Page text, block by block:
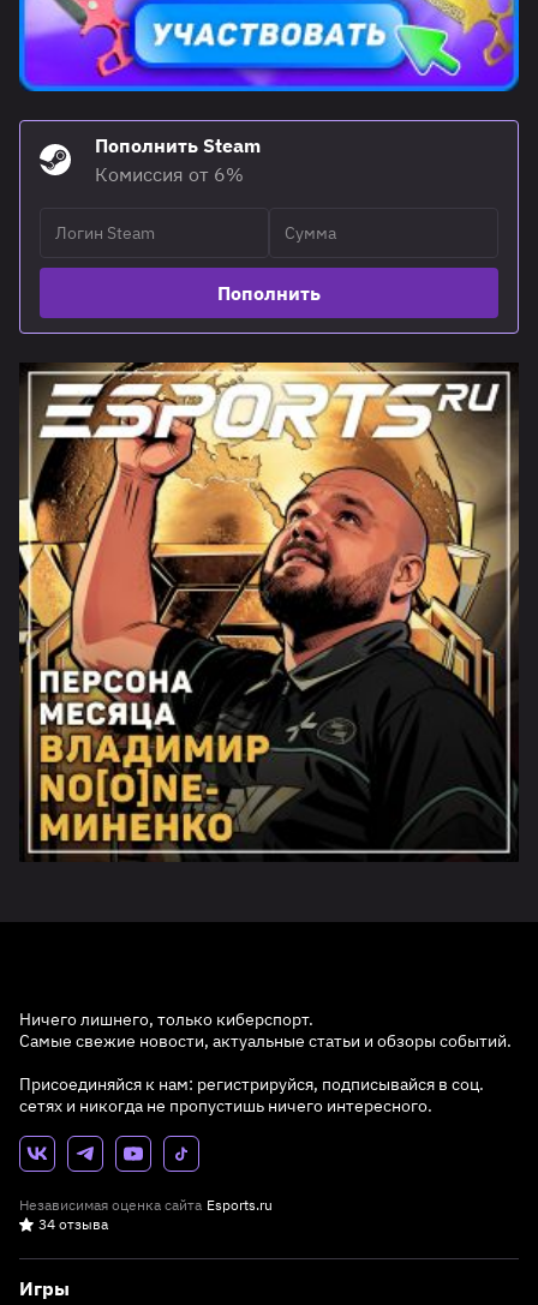
Пополнить Steam
Комиссия от 6%
Пополнить
Ничего лишнего, только киберспорт.
Самые свежие новости, актуальные статьи и обзоры событий.
Присоединяйся к нам: регистрируйся, подписывайся в соц.
сетях и никогда не пропустишь ничего интересного.
Независимая оценка сайта Esports.ru
34 отзыва
Игры